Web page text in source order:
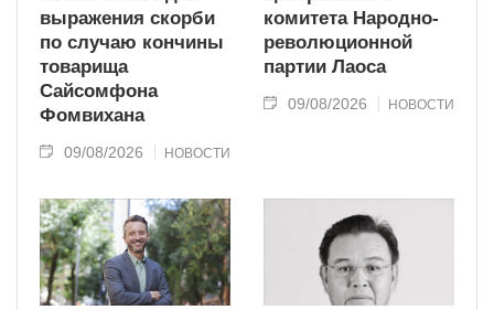
выражения скорби
по случаю кончины
товарища
Сайсомфона
Фомвихана
09/08/2026 НОВОСТИ
комитета Народно-
революционной
партии Лаоса
09/08/2026 НОВОСТИ